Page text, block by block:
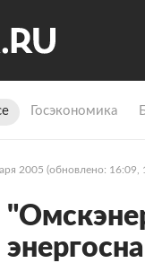
Госэкономика
2005 (обновлено: 16:09,